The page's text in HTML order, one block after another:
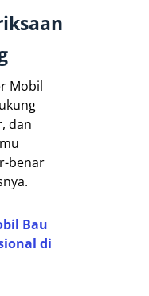
Mobil
dan
benar
Bau
di